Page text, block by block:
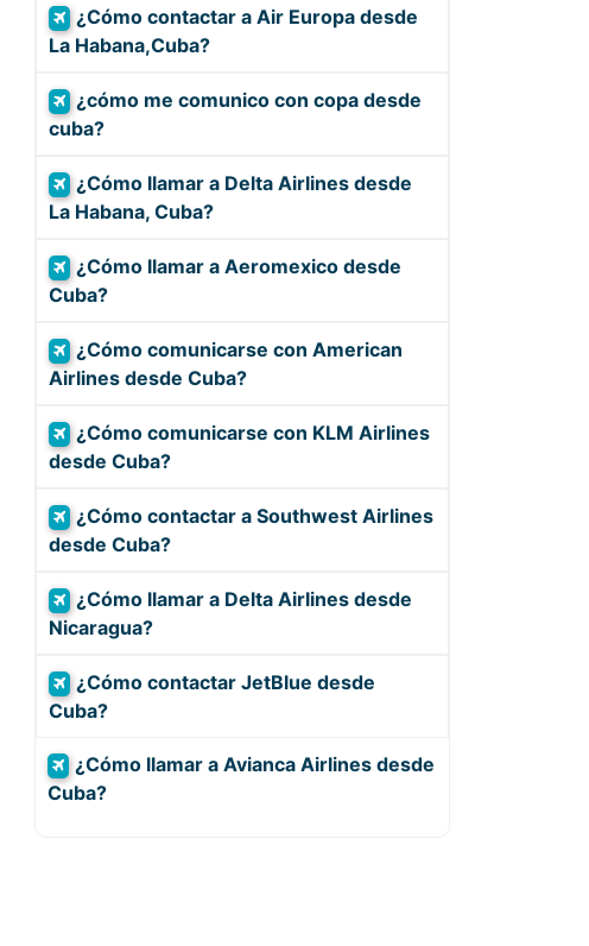
¿Cómo contactar a Air Europa desde
La Habana,Cuba?
¿cómo me comunico con copa desde
cuba?
¿Cómo llamar a Delta Airlines desde
La Habana, Cuba?
¿Cómo llamar a Aeromexico desde
Cuba?
¿Cómo comunicarse con American
Airlines desde Cuba?
¿Cómo comunicarse con KLM Airlines
desde Cuba?
¿Cómo contactar a Southwest Airlines
desde Cuba?
¿Cómo llamar a Delta Airlines desde
Nicaragua?
¿Cómo contactar JetBlue desde
Cuba?
¿Cómo llamar a Avianca Airlines desde
Cuba?